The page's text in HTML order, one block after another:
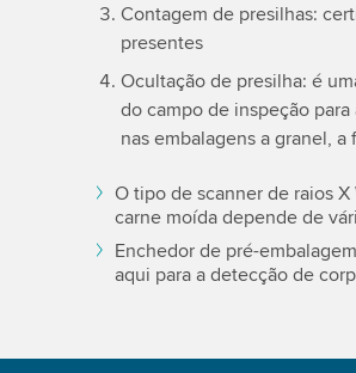
Contagem de presilhas:
presentes
Ocultação de presilha: é
do campo de inspeção
nas embalagens a granel,
O tipo de scanner de raios
carne moída depende de
Enchedor de pré-
aqui para a detecção de